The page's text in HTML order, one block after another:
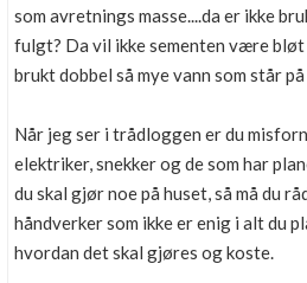
som avretnings masse....da er ikke
fulgt? Da vil ikke sementen være
brukt dobbel så mye vann som står på
Når jeg ser i trådloggen er du
elektriker, snekker og de som har
du skal gjør noe på huset, så må du
håndverker som ikke er enig i alt du
hvordan det skal gjøres og koste.